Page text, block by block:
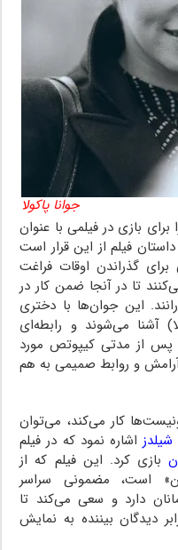
جوانا پاکولا
بازی در فیلمی با عنوان
فیلم از این قرار است
گذراندن اوقات فراغت
تا در آنجا ضمن کار در
این جوان‌ها با دختری
آشنا می‌شوند و رابطه‌ای
پس از مدتی کیپوتص مورد
و روابط صمیمی به هم
کار می‌کند، می‌توان
اشاره نمود که در فیلم
بازی کرد. این فیلم که از
است، مضمونی سراسر
دارد و سعی می‌کند تا
دیدگان بیننده به نمایش